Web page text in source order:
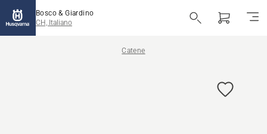
Bosco & Giardino
CH, Italiano
Catene